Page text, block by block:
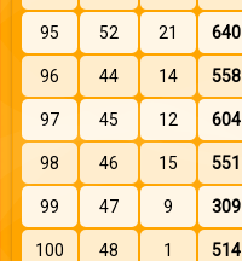
95
52 21 640
96
44 14 558
97
45 12 604
98
46 15 551
99
47 9 309
100
48 1 514